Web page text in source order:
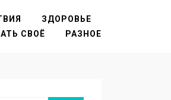
ЗДОРОВЬЕ
СВОЁ РАЗНОЕ